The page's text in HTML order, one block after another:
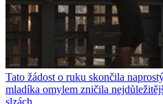
Tato žádost o ruku skončila
mladíka omylem zničila
slzách